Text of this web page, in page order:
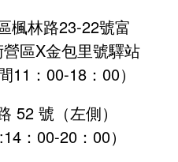
楓林路23-22號富
金包里號驛站
00-18：00）
52 號（左側）
14：00-20：00）